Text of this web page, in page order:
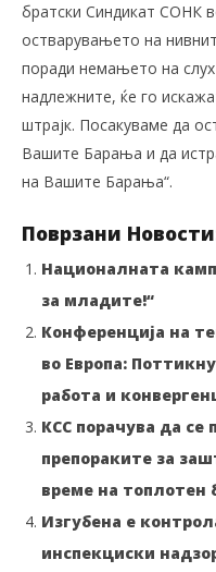
братски Синдикат СОНК
остварувањето на
поради немањето на
надлежните, ќе го
штрајк. Посакуваме да
Вашите Барања и да
на Вашите Барања“.
Поврзани
Националната
за младите!“
Конференција на
во Европа:
работа и
КСС порачува да се
препораките за
време на топлотен
Изгубена е
инспекциски